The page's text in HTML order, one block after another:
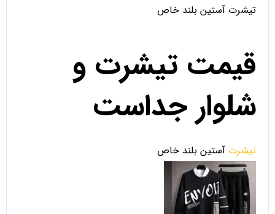
تیشرت آستین بلند خاص
قیمت تیشرت و
شلوار جداست
تیشرت آستین بلند خاص